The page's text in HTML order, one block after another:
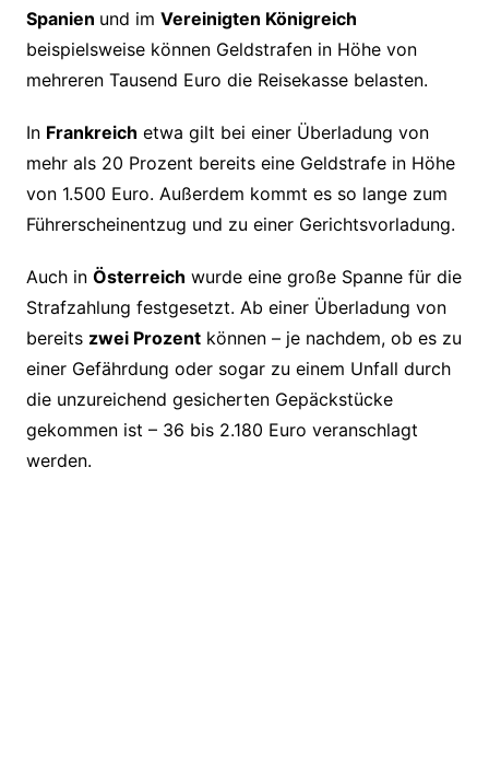
Spanien und im Vereinigten Königreich
beispielsweise können Geldstrafen in Höhe von
mehreren Tausend Euro die Reisekasse belasten.
In Frankreich etwa gilt bei einer Überladung von
mehr als 20 Prozent bereits eine Geldstrafe in Höhe
von 1.500 Euro. Außerdem kommt es so lange zum
Führerscheinentzug und zu einer Gerichtsvorladung.
Auch in Österreich wurde eine große Spanne für die
Strafzahlung festgesetzt. Ab einer Überladung von
bereits zwei Prozentkönnen – je nachdem, ob es zu
einer Gefährdung oder sogar zu einem Unfall durch
die unzureichend gesicherten Gepäckstücke
gekommen ist – 36 bis 2.180 Euro veranschlagt
werden.